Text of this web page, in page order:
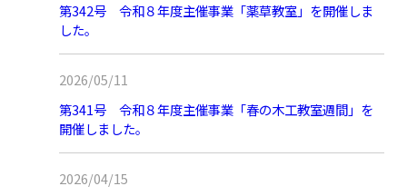
第342号 令和８年度主催事業「薬草教室」を開催しま
した。
2026/05/11
第341号 令和８年度主催事業「春の木工教室週間」を
開催しました。
2026/04/15